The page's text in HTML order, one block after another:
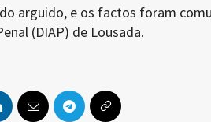
arguido, e os factos foram
(DIAP) de Lousada.